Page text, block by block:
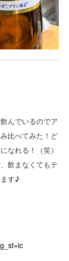
んでいるのでア
比べてみた！ど
なれる！（笑）
飲まなくてもテ
す♪